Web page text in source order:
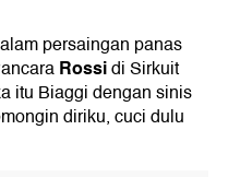
persaingan panas
Rossidi Sirkuit
itu Biaggi dengan sinis
diriku, cuci dulu